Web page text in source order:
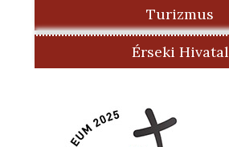
Turizmus
Érseki Hivatal